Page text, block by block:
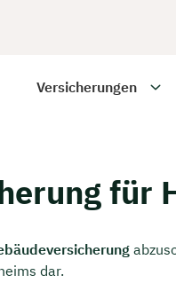
Versicherungen
für
dar.